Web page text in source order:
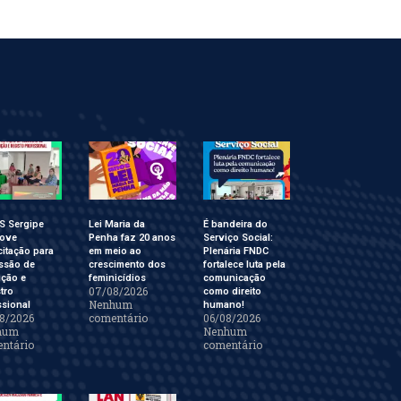
Sergipe
para
de
e
2026
Lei Maria da
Penha faz 20 anos
em meio ao
crescimento dos
feminicídios
07/08/2026
Nenhum
comentário
É bandeira do
Serviço Social:
Plenária FNDC
fortalece luta pela
comunicação
como direito
humano!
06/08/2026
Nenhum
comentário